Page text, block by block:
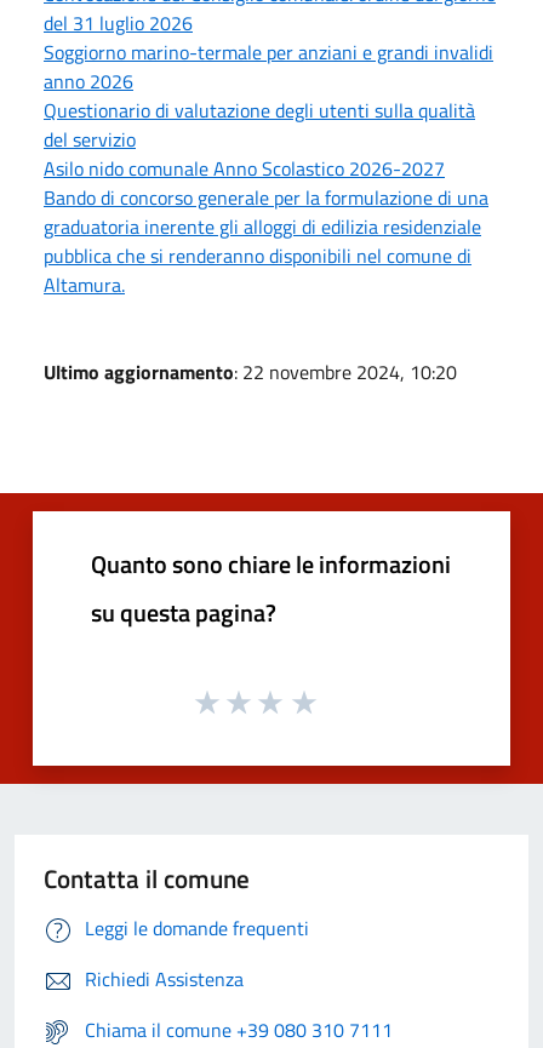
del 31 luglio 2026
Soggiorno marino-termale per anziani e grandi invalidi
anno 2026
Questionario di valutazione degli utenti sulla qualità
del servizio
Asilo nido comunale Anno Scolastico 2026-2027
Bando di concorso generale per la formulazione di una
graduatoria inerente gli alloggi di edilizia residenziale
pubblica che si renderanno disponibili nel comune di
Altamura.
Ultimo aggiornamento: 22 novembre 2024, 10:20
Quanto sono chiare le informazioni
su questa pagina?
Contatta il comune
Leggi le domande frequenti
Richiedi Assistenza
Chiama il comune +39 080 310 7111